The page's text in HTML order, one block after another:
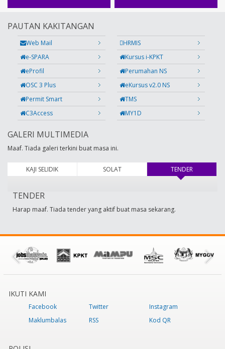
PAUTAN KAKITANGAN
Web Mail
HRMIS
e-SPARA
Kursus i-KPKT
eProfil
Perumahan NS
OSC 3 Plus
eKursus v2.0 NS
Permit Smart
TMS
C3Access
MY1D
GALERI MULTIMEDIA
Maaf. Tiada galeri terkini buat masa ini.
KAJI SELIDIK SOLAT TENDER
TENDER
Harap maaf. Tiada tender yang aktif buat masa sekarang.
IKUTI KAMI
Facebook Twitter
Instagram
Maklumbalas
RSS Kod QR